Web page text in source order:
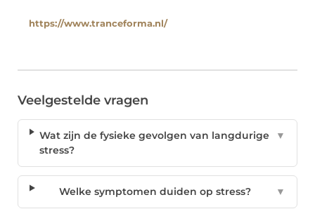
https://www.tranceforma.nl/
Veelgestelde vragen
Wat zijn de fysieke gevolgen van langdurige
stress?
▼
Welke symptomen duiden op stress? ▼